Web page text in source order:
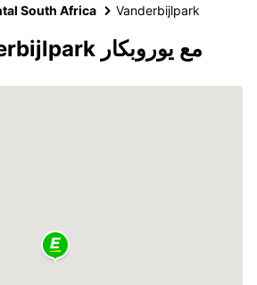
South Africa Vanderbijlpark
اكتشف Vanderbijlpark مع يوروبكار